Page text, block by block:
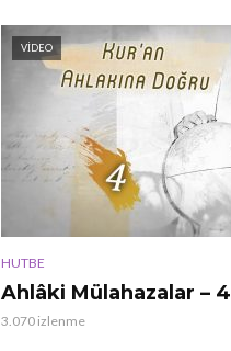
VIDEO
HUTBE
Ahlâki Mülahazalar – 4
3.070 izlenme